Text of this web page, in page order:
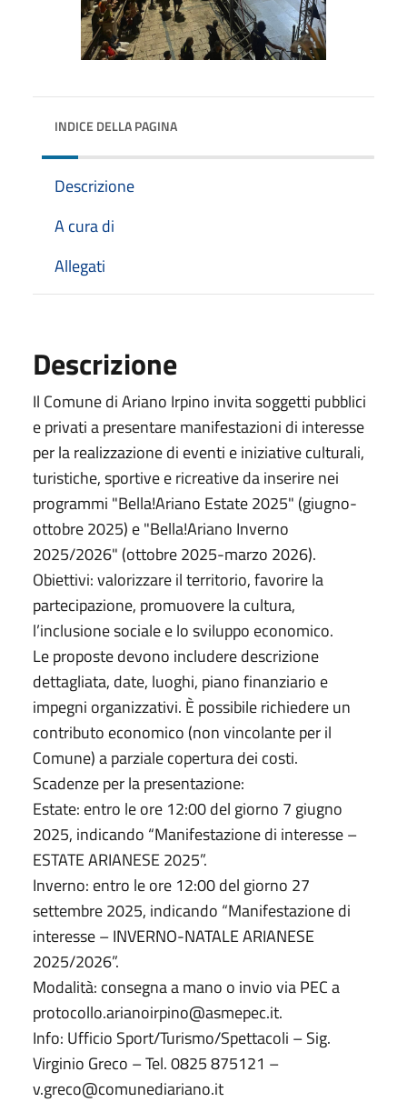
INDICE DELLA PAGINA
Descrizione
A cura di
Allegati
Descrizione
Il Comune di Ariano Irpino invita soggetti pubblici
e privati a presentare manifestazioni di interesse
per la realizzazione di eventi e iniziative culturali,
turistiche, sportive e ricreative da inserire nei
programmi "Bella!Ariano Estate 2025" (giugno-
ottobre 2025) e "Bella!Ariano Inverno
2025/2026" (ottobre 2025-marzo 2026).
Obiettivi: valorizzare il territorio, favorire la
partecipazione, promuovere la cultura,
l’inclusione sociale e lo sviluppo economico.
Le proposte devono includere descrizione
dettagliata, date, luoghi, piano finanziario e
impegni organizzativi. È possibile richiedere un
contributo economico (non vincolante per il
Comune) a parziale copertura dei costi.
Scadenze per la presentazione:
Estate: entro le ore 12:00 del giorno 7 giugno
2025, indicando “Manifestazione di interesse –
ESTATE ARIANESE 2025”.
Inverno: entro le ore 12:00 del giorno 27
settembre 2025, indicando “Manifestazione di
interesse – INVERNO-NATALE ARIANESE
2025/2026”.
Modalità: consegna a mano o invio via PEC a
protocollo.arianoirpino@asmepec.it.
Info: Ufficio Sport/Turismo/Spettacoli – Sig.
Virginio Greco – Tel. 0825 875121 –
v.greco@comunediariano.it